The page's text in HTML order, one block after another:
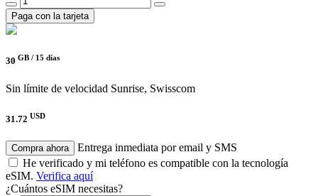
Paga con la tarjeta
30 GB / 15 días
Sin límite de velocidad Sunrise, Swisscom
31.72 USD
Compra ahora
Entrega inmediata por email y SMS
He verificado y mi teléfono es compatible con la tecnología
eSIM. Verifica aquí
¿Cuántos eSIM necesitas?